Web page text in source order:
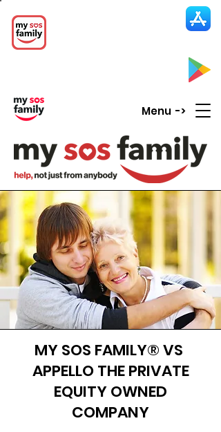
Menu ->
MY SOS FAMILY® VS
APPELLO THE PRIVATE
EQUITY OWNED
COMPANY